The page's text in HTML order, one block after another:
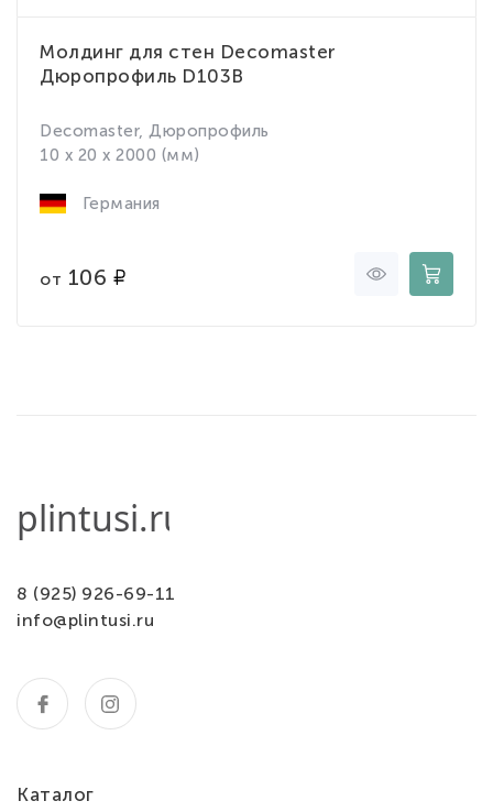
Молдинг для стен Decomaster
Дюропрофиль D103B
Decomaster, Дюропрофиль
10 x 20 x 2000 (мм)
Германия
от 106
8 (925) 926-69-11
info@plintusi.ru
Каталог